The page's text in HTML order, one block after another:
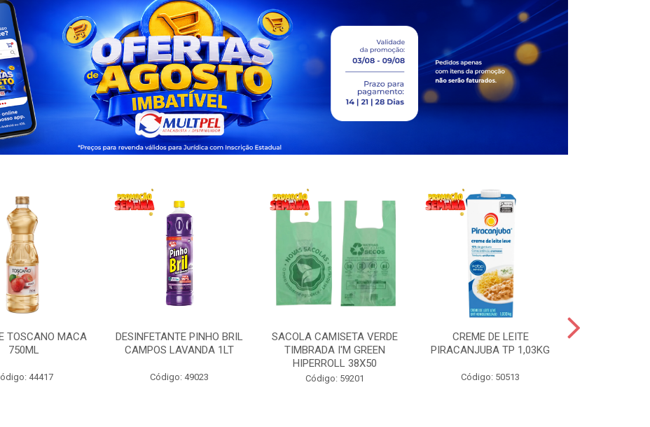
TOSCANO MACA
750ML
44417
DESINFETANTE PINHO BRIL
CAMPOS LAVANDA 1LT
Código: 49023
SACOLA CAMISETA VERDE
TIMBRADA I'M GREEN
HIPERROLL 38X50
Código: 59201
CREME DE LEITE
PIRACANJUBA TP 1,03KG
Código: 50513